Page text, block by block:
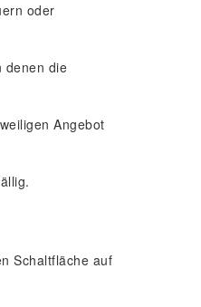
oder
denen die
Angebot
Schaltfläche auf